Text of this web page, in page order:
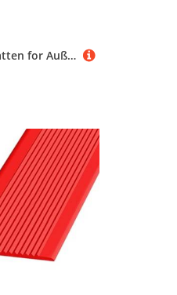
Schneeschmelzmatten for Außentreppen und Eingänge – Effiziente Schneeräumlösung for Einfahrten und Gehwege(25.4x90cmx3Pcs)